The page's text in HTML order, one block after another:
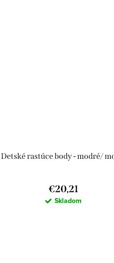
Detské rastúce body - modré/
€20,21
Skladom